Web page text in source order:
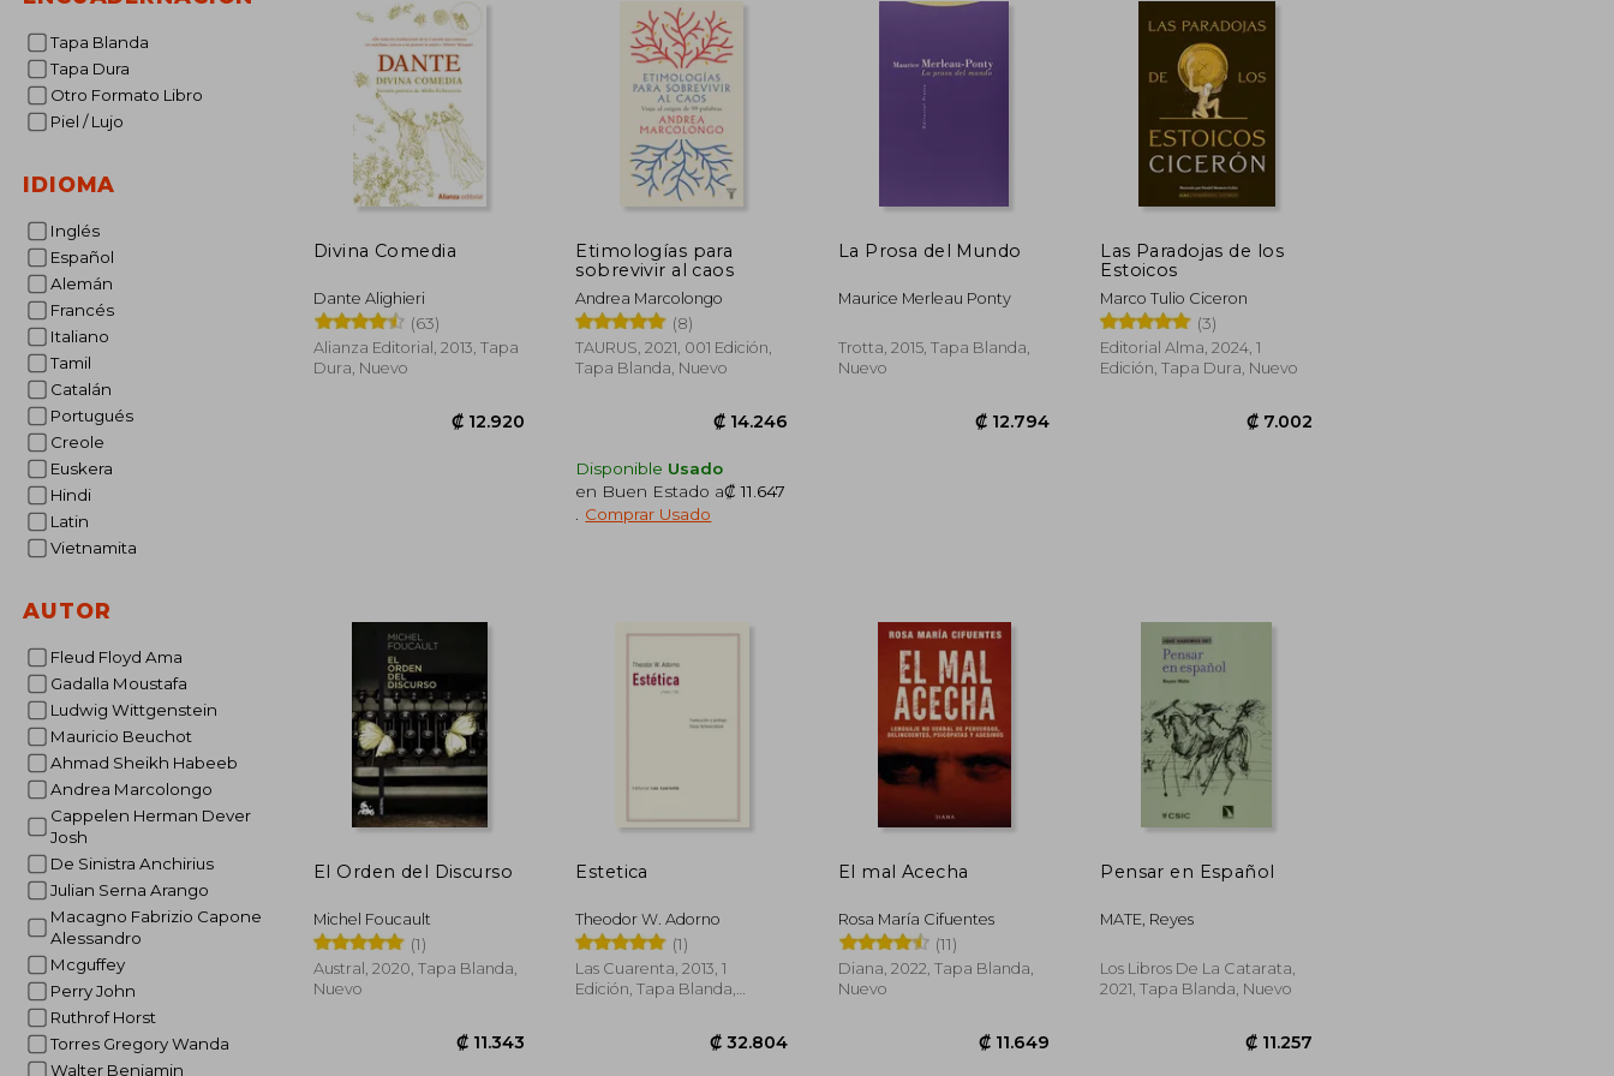
Tapa Blanda
Tapa Dura
Otro Formato Libro
Piel / Lujo
IDIOMA
Inglés
Español
Alemán
Francés
Italiano
Tamil
Catalán
Portugués
Creole
Euskera
Hindi
Latin
Vietnamita
AUTOR
Fleud Floyd Ama
Gadalla Moustafa
Ludwig Wittgenstein
Mauricio Beuchot
Ahmad Sheikh Habeeb
Andrea Marcolongo
Cappelen Herman Dever
Josh
De Sinistra Anchirius
Julian Serna Arango
Macagno Fabrizio Capone
Alessandro
Mcguffey
Perry John
Ruthrof Horst
Torres Gregory Wanda
Walter Benjamin
Divina Comedia
Dante Alighieri
(63)
Alianza Editorial, 2013, Tapa
Dura, Nuevo
₡ 12.920
Etimologías para
sobrevivir al caos
Andrea Marcolongo
(8)
TAURUS, 2021, 001 Edición,
Tapa Blanda, Nuevo
Disponible Usado
en Buen Estado a₡ 11.647
Comprar Usado
La Prosa del Mundo
Maurice Merleau Ponty
Trotta, 2015, Tapa Blanda,
Nuevo
Las Paradojas de los
Estoicos
Marco Tulio Ciceron
(3)
Editorial Alma, 2024, 1
Edición, Tapa Dura, Nuevo
El Orden del Discurso
Michel Foucault
(1)
Austral, 2020, Tapa Blanda,
Nuevo
Estetica
Theodor W. Adorno
(1)
Las Cuarenta, 2013, 1
Edición, Tapa Blanda,
El mal Acecha
Rosa María Cifuentes
(11)
Diana, 2022, Tapa Blanda,
Nuevo
Pensar en Español
MATE, Reyes
Los Libros De La Catarata,
2021, Tapa Blanda, Nuevo